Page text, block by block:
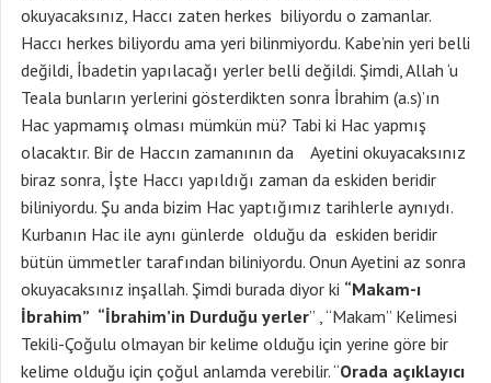
okuyacaksınız, Haccı zaten herkes biliyordu o zamanlar.
Haccı herkes biliyordu ama yeri bilinmiyordu. Kabe’nin yeri belli
değildi, İbadetin yapılacağı yerler belli değildi. Şimdi, Allah ‘u
Teala bunların yerlerini gösterdikten sonra İbrahim (a.s)’ın
Hac yapmamış olması mümkün mü? Tabi ki Hac yapmış
olacaktır. Bir de Haccın zamanının da Ayetini okuyacaksınız
biraz sonra, İşte Haccı yapıldığı zaman da eskiden beridir
biliniyordu. Şu anda bizim Hac yaptığımız tarihlerle aynıydı.
Kurbanın Hac ile aynı günlerde olduğu da eskiden beridir
bütün ümmetler tarafından biliniyordu. Onun Ayetini az sonra
okuyacaksınız inşallah. Şimdi burada diyor ki “Makam-ı
İbrahim” “İbrahim’in Durduğu yerler” , “Makam” Kelimesi
Tekili-Çoğulu olmayan bir kelime olduğu için yerine göre bir
kelime olduğu için çoğul anlamda verebilir. “Orada açıklayıcı